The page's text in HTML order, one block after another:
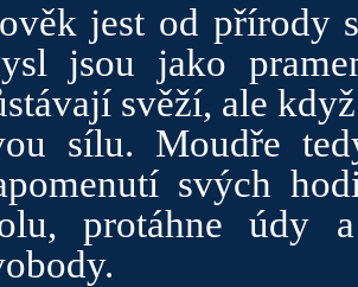
jest od přírody
jsou jako
svěží, ale
sílu. Moudře
svých
protáhne údy